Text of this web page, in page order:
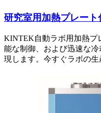
研究室用加熱プレー
KINTEK自動ラボ用加熱プ
能な制御、および迅速な
現します。今すぐラボの生